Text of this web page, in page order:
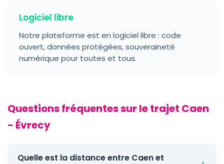
Logiciel libre
Notre plateforme est en logiciel libre : code
ouvert, données protégées, souveraineté
numérique pour toutes et tous.
Questions fréquentes sur le trajet Caen
- Évrecy
Quelle est la distance entre Caen et